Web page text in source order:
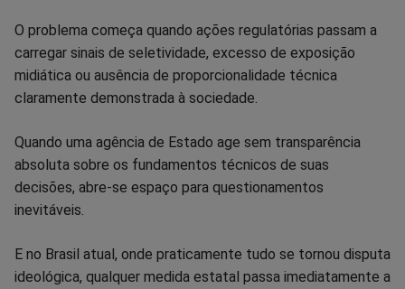
O problema começa quando ações regulatórias passam a
carregar sinais de seletividade, excesso de exposição
midiática ou ausência de proporcionalidade técnica
claramente demonstrada à sociedade.
Quando uma agência de Estado age sem transparência
absoluta sobre os fundamentos técnicos de suas
decisões, abre-se espaço para questionamentos
inevitáveis.
E no Brasil atual, onde praticamente tudo se tornou disputa
ideológica, qualquer medida estatal passa imediatamente a